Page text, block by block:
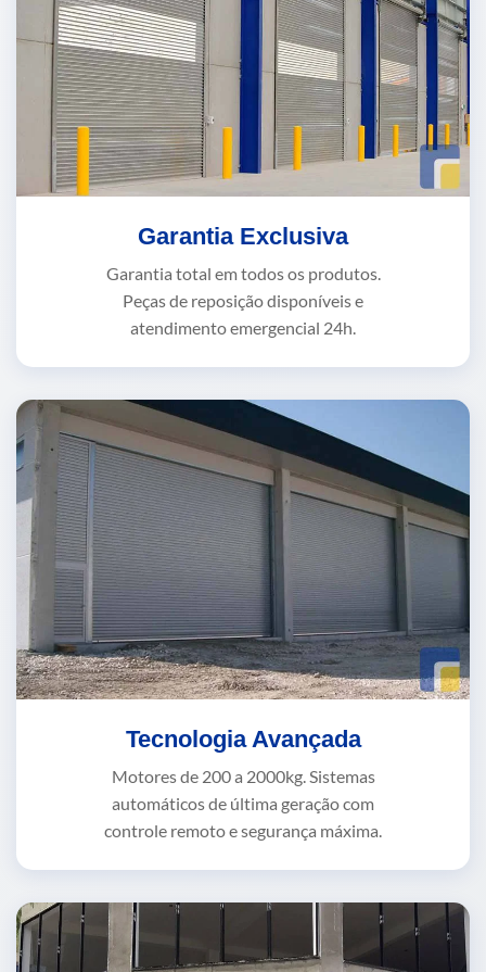
Garantia Exclusiva
Garantia total em todos os produtos.
Peças de reposição disponíveis e
atendimento emergencial 24h.
Tecnologia Avançada
Motores de 200 a 2000kg. Sistemas
automáticos de última geração com
controle remoto e segurança máxima.